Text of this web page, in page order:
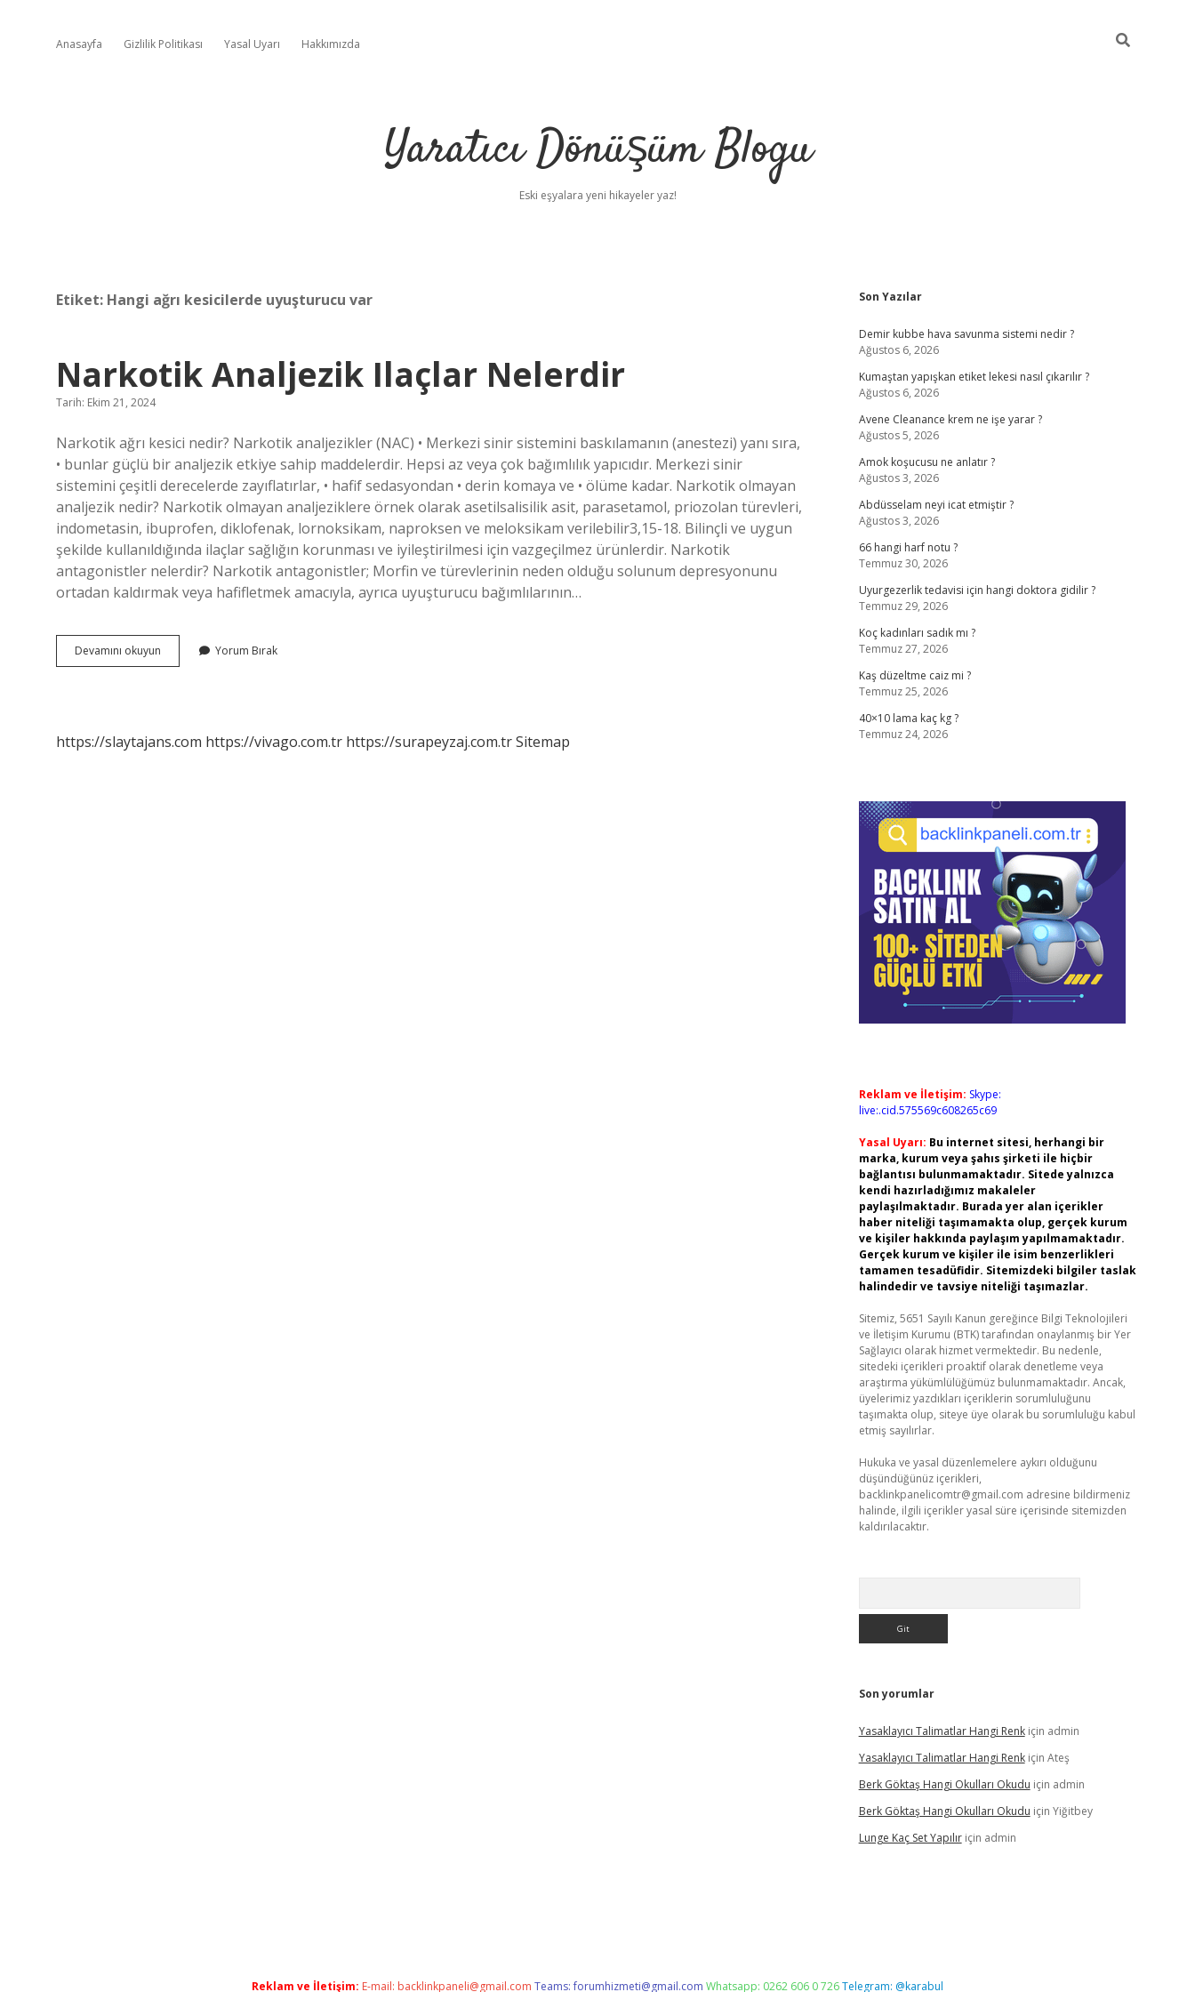
Anasayfa Gizlilik Politikası Yasal Uyarı Hakkımızda
Yaratıcı Dönüşüm Blogu
Eski eşyalara yeni hikayeler yaz!
Etiket: Hangi ağrı kesicilerde uyuşturucu var
Narkotik Analjezik Ilaçlar Nelerdir
Tarih: Ekim 21, 2024
Narkotik ağrı kesici nedir? Narkotik analjezikler (NAC) • Merkezi sinir sistemini baskılamanın (anestezi) yanı sıra,
• bunlar güçlü bir analjezik etkiye sahip maddelerdir. Hepsi az veya çok bağımlılık yapıcıdır. Merkezi sinir
sistemini çeşitli derecelerde zayıflatırlar, • hafif sedasyondan • derin komaya ve • ölüme kadar. Narkotik olmayan
analjezik nedir? Narkotik olmayan analjeziklere örnek olarak asetilsalisilik asit, parasetamol, priozolan türevleri,
indometasin, ibuprofen, diklofenak, lornoksikam, naproksen ve meloksikam verilebilir3,15-18. Bilinçli ve uygun
şekilde kullanıldığında ilaçlar sağlığın korunması ve iyileştirilmesi için vazgeçilmez ürünlerdir. Narkotik
antagonistler nelerdir? Narkotik antagonistler; Morfin ve türevlerinin neden olduğu solunum depresyonunu
ortadan kaldırmak veya hafifletmek amacıyla, ayrıca uyuşturucu bağımlılarının…
Devamını okuyun Narkotik
Analjezik
Yorum Bırak
https://slaytajans.com https://vivago.com.tr https://surapeyzaj.com.trSitemap
Sidebar
Son Yazılar
Demir kubbe hava savunma sistemi nedir ?
Ağustos 6, 2026
Kumaştan yapışkan etiket lekesi nasıl çıkarılır ?
Ağustos 6, 2026
Avene Cleanance krem ne işe yarar ?
Ağustos 5, 2026
Amok koşucusu ne anlatır ?
Ağustos 3, 2026
Abdüsselam neyi icat etmiştir ?
Ağustos 3, 2026
66 hangi harf notu ?
Temmuz 30, 2026
Uyurgezerlik tedavisi için hangi doktora gidilir ?
Temmuz 29, 2026
Koç kadınları sadık mı ?
Temmuz 27, 2026
Kaş düzeltme caiz mi ?
Temmuz 25, 2026
40×10 lama kaç kg ?
Temmuz 24, 2026
Reklam ve İletişim: Skype:
live:.cid.575569c608265c69
Yasal Uyarı: Bu internet sitesi, herhangi bir
marka, kurum veya şahıs şirketi ile hiçbir
bağlantısı bulunmamaktadır. Sitede yalnızca
kendi hazırladığımız makaleler
paylaşılmaktadır. Burada yer alan içerikler
haber niteliği taşımamakta olup, gerçek kurum
ve kişiler hakkında paylaşım yapılmamaktadır.
Gerçek kurum ve kişiler ile isim benzerlikleri
tamamen tesadüfidir. Sitemizdeki bilgiler taslak
halindedir ve tavsiye niteliği taşımazlar.
Sitemiz, 5651 Sayılı Kanun gereğince Bilgi Teknolojileri
ve İletişim Kurumu (BTK) tarafından onaylanmış bir Yer
Sağlayıcı olarak hizmet vermektedir. Bu nedenle,
sitedeki içerikleri proaktif olarak denetleme veya
araştırma yükümlülüğümüz bulunmamaktadır. Ancak,
üyelerimiz yazdıkları içeriklerin sorumluluğunu
taşımakta olup, siteye üye olarak bu sorumluluğu kabul
etmiş sayılırlar.
Hukuka ve yasal düzenlemelere aykırı olduğunu
düşündüğünüz içerikleri,
backlinkpanelicomtr@gmail.com adresine bildirmeniz
halinde, ilgili içerikler yasal süre içerisinde sitemizden
kaldırılacaktır.
Son yorumlar
Yasaklayıcı Talimatlar Hangi Renkiçin admin
Yasaklayıcı Talimatlar Hangi Renkiçin Ateş
Berk Göktaş Hangi Okulları Okudu için admin
Berk Göktaş Hangi Okulları Okudu için Yiğitbey
Lunge Kaç Set Yapılıriçin admin
Reklam ve İletişim: E-mail: backlinkpaneli@gmail.com Teams:forumhizmeti@gmail.com Whatsapp: 0262 606 0 726Telegram: @karabul